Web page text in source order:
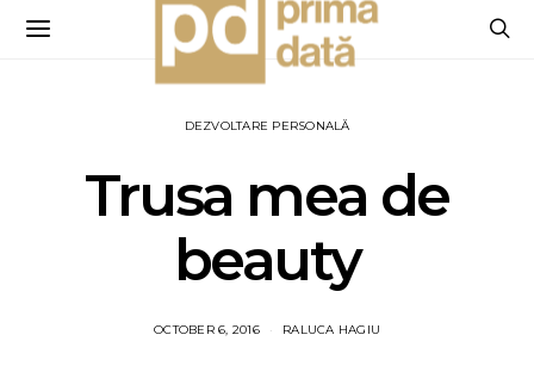
DEZVOLTARE PERSONALĂ
Trusa mea de
beauty
OCTOBER 6, 2016 RALUCA HAGIU